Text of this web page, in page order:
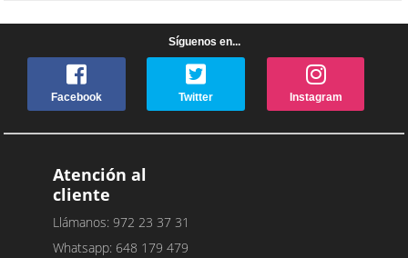
Síguenos en...
Facebook Twitter Instagram
Atención al
cliente
Llámanos: 972 23 37 31
Whatsapp: 648 179 479